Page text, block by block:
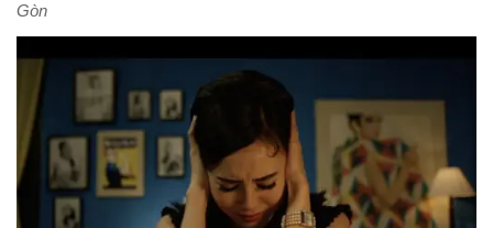
Gòn